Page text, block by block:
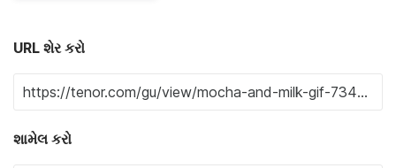
URL શેર કરો
શામેલ કરો